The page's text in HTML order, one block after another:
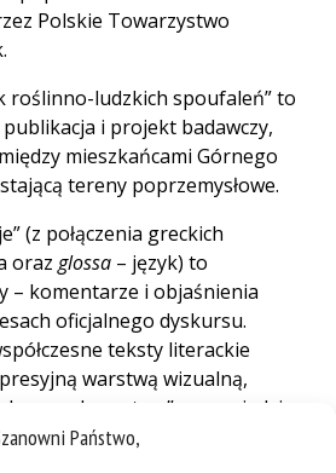
Państwo,
Polskie Towarzystwo
roślinno-ludzkich spoufaleń” to
i projekt badawczy,
mieszkańcami Górnego
tereny poprzemysłowe.
(z połączenia greckich
oraz glossa – język) to
– komentarze i objaśnienia
oficjalnego dyskursu.
teksty literackie
warstwą wizualną,
„ekosystem” wypowiedzi.
w jaki sposób zmysłowe